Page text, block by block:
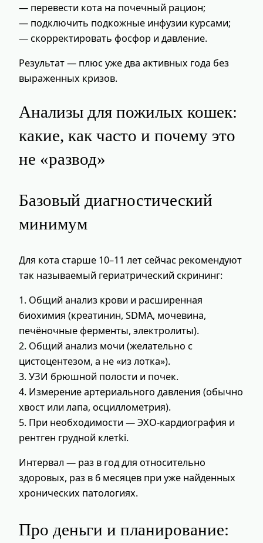
— перевести кота на почечный рацион;
— подключить подкожные инфузии курсами;
— скорректировать фосфор и давление.
Результат — плюс уже два активных года без
выраженных кризов.
Анализы для пожилых кошек:
какие, как часто и почему это
не «развод»
Базовый диагностический
минимум
Для кота старше 10–11 лет сейчас рекомендуют
так называемый гериатрический скрининг:
1. Общий анализ крови и расширенная
биохимия (креатинин, SDMA, мочевина,
печёночные ферменты, электролиты).
2. Общий анализ мочи (желательно с
цистоцентезом, а не «из лотка»).
3. УЗИ брюшной полости и почек.
4. Измерение артериального давления (обычно
хвост или лапа, осциллометрия).
5. При необходимости — ЭХО-кардиография и
рентген грудной клетki.
Интервал — раз в год для относительно
здоровых, раз в 6 месяцев при уже найденных
хронических патологиях.
Про деньги и планирование: